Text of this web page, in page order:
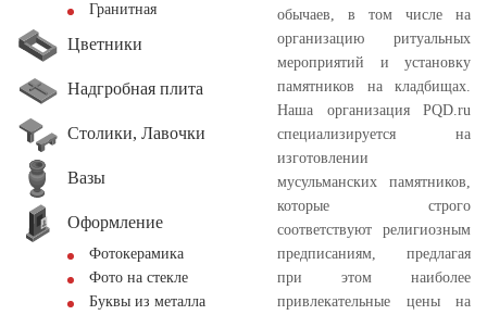
Гранитная
Цветники
Надгробная плита
Столики, Лавочки
Вазы
Оформление
Фотокерамика
Фото на стекле
Буквы из металла
обычаев, в том числе на
организацию ритуальных
мероприятий и установку
памятников на кладбищах.
Наша организация PQD.ru
специализируется на
изготовлении
мусульманских памятников,
которые строго
соответствуют религиозным
предписаниям, предлагая
при этом наиболее
привлекательные цены на